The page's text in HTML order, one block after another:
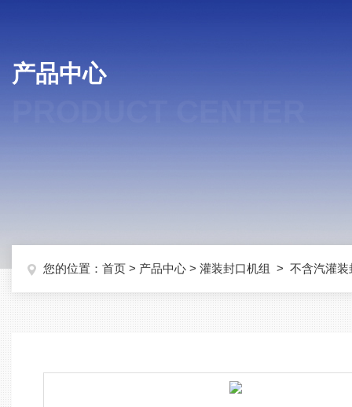
产品中心
您的位置： 首页 > 产品中心 > 灌装封口机组 > 不含汽灌装